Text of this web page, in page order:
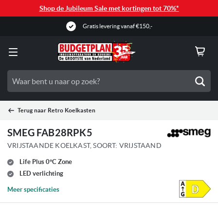
Shop de Jubileum Sale met kortingen tot 70%*
Gratis levering vanaf €150,-
Terug naar Retro Koelkasten
SMEG FAB28RPK5
VRIJSTAANDE KOELKAST, SOORT: VRIJSTAAND
Life Plus 0°C Zone
LED verlichting
Meer specificaties